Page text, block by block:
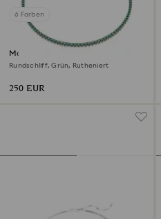
6 Farben
Matrix Tennis Halskette
Rundschliff, Grün, Rutheniert
250 EUR